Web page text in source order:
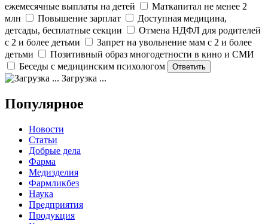
ежемесячные выплаты на детей
Маткапитал не менее 2
млн
Повышение зарплат
Доступная медицина,
детсады, бесплатные секции
Отмена НДФЛ для родителей
с 2 и более детьми
Запрет на увольнение мам с 2 и более
детьми
Позитивный образ многодетности в кино и СМИ
Беседы с медицинским психологом
Загрузка ...
Популярное
Новости
Статьи
Добрые дела
Фарма
Медизделия
Фармликбез
Наука
Предприятия
Продукция